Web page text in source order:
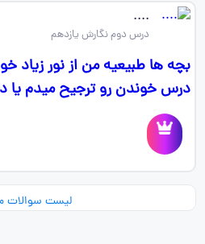
....
درس دوم نگارش یازدهم
بچه ها طبیعیه من از نور زیاد
درس خوندن رو ترجیح میدم یا
لیست سوالات